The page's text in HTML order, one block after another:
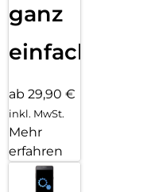
ganz
einfach
ab 29,90 €
inkl. MwSt.
Mehr
erfahren